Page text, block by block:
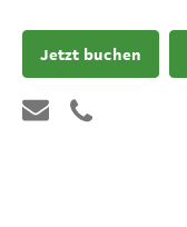
Jetzt buchen